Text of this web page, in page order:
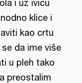
i uz ivicu
klice i
kao crtu
da ime više
u pleh tako
preostalim